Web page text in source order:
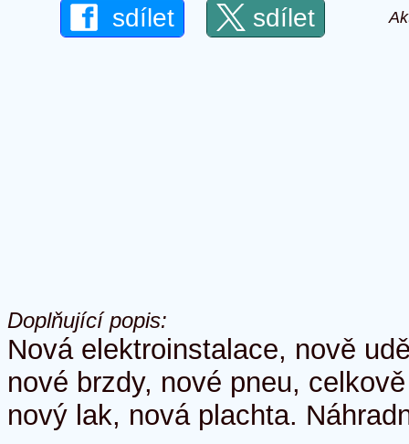
sdílet sdílet
Doplňující popis:
Nová elektroinstalace, nově
nové brzdy, nové pneu,
nový lak, nová plachta.